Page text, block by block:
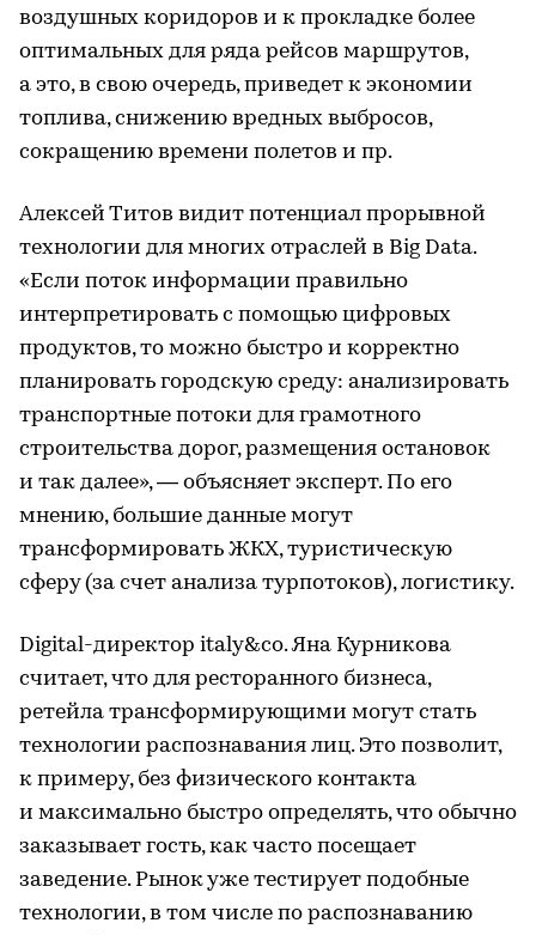
воздушных коридоров и к прокладке более
оптимальных для ряда рейсов маршрутов,
а это, в свою очередь, приведет к экономии
топлива, снижению вредных выбросов,
сокращению времени полетов и пр.
Алексей Титов видит потенциал прорывной
технологии для многих отраслей в Big Data.
«Если поток информации правильно
интерпретировать с помощью цифровых
продуктов, то можно быстро и корректно
планировать городскую среду: анализировать
транспортные потоки для грамотного
строительства дорог, размещения остановок
и так далее», — объясняет эксперт. По его
мнению, большие данные могут
трансформировать ЖКХ, туристическую
сферу (за счет анализа турпотоков), логистику.
Digital-директор italy&co. Яна Курникова
считает, что для ресторанного бизнеса,
ретейла трансформирующими могут стать
технологии распознавания лиц. Это позволит,
к примеру, без физического контакта
и максимально быстро определять, что обычно
заказывает гость, как часто посещает
заведение. Рынок уже тестирует подобные
технологии, в том числе по распознаванию